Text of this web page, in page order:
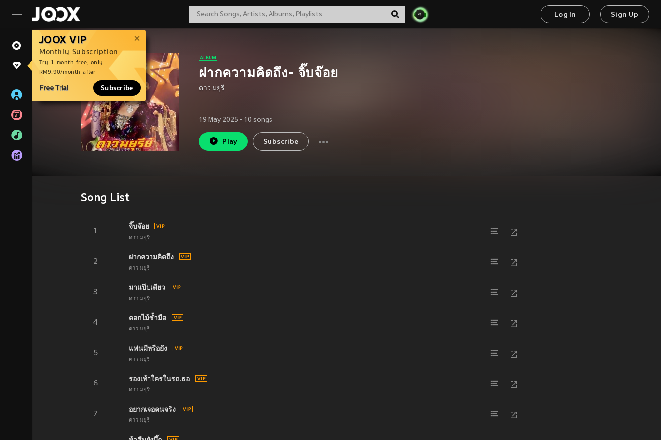
Log In Sign Up
JOOX VIP
Monthly Subscription
Try 1 month free, only
RM9.90/month after
Free Trial Subscribe
ฝากความคิดถึง- จิ๊บจ๊อย
ดาว มยุรี
19 May 2025 • 10 songs
Play Subscribe
Song List
1
จิ๊บจ๊อย
ดาว มยุรี
2
ฝากความคิดถึง
ดาว มยุรี
3
มาแป๊ปเดียว
ดาว มยุรี
4
ดอกไม้ซ้ำมือ
ดาว มยุรี
5
แฟนมีหรือยัง
ดาว มยุรี
6
รองเท้าใครในรถเธอ
ดาว มยุรี
7
อยากเจอคนจริง
ดาว มยุรี